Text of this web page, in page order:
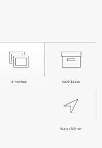
Nachlässe
Artothek
Kunstführer